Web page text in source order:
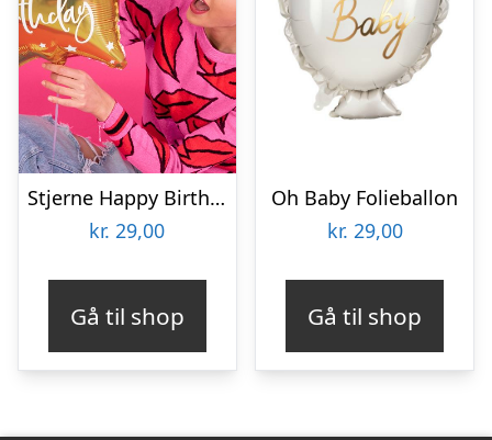
Stjerne Happy Birthday Folieballon Guld
kr. 29,00
Gå til shop
Oh Baby Folieballon
kr. 29,00
Gå til shop